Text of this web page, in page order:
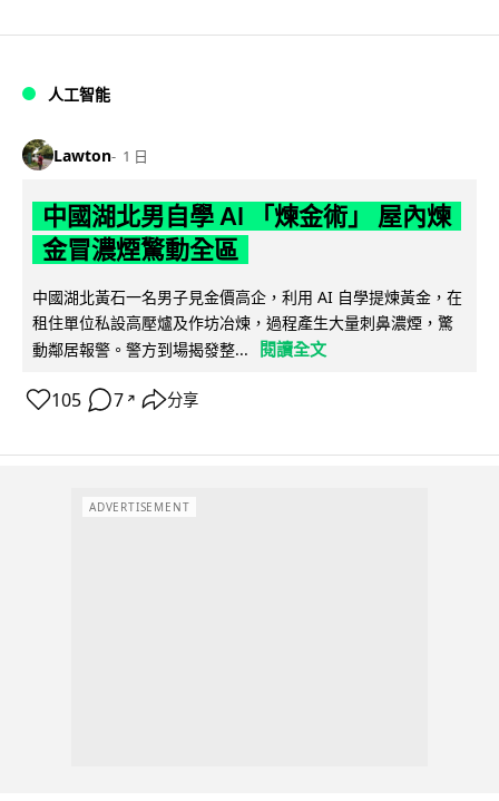
人工智能
Lawton 1 日
中國湖北男自學 AI 「煉金術」 屋內煉
金冒濃煙驚動全區
中國湖北黃石一名男子見金價高企，利用 AI 自學提煉黃金，在
租住單位私設高壓爐及作坊冶煉，過程產生大量刺鼻濃煙，驚
動鄰居報警。警方到場揭發整...
閱讀全文
105 7 ↗ 分享
ADVERTISEMENT